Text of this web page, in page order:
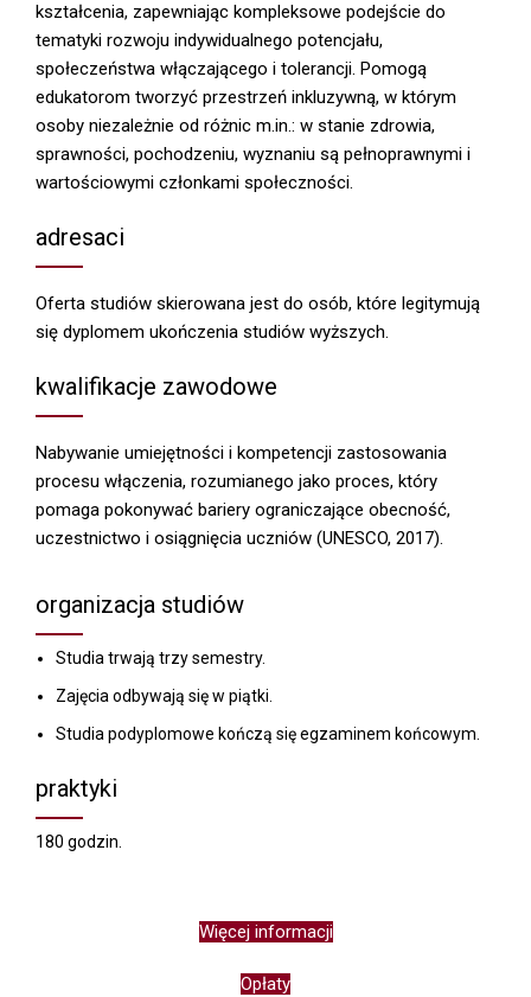
kształcenia, zapewniając kompleksowe podejście do
tematyki rozwoju indywidualnego potencjału,
społeczeństwa włączającego i tolerancji. Pomogą
edukatorom tworzyć przestrzeń inkluzywną, w którym
osoby niezależnie od różnic m.in.: w stanie zdrowia,
sprawności, pochodzeniu, wyznaniu są pełnoprawnymi i
wartościowymi członkami społeczności.
adresaci
Oferta studiów skierowana jest do osób, które legitymują
się dyplomem ukończenia studiów wyższych.
kwalifikacje zawodowe
Nabywanie umiejętności i kompetencji zastosowania
procesu włączenia, rozumianego jako proces, który
pomaga pokonywać bariery ograniczające obecność,
uczestnictwo i osiągnięcia uczniów (UNESCO, 2017).
organizacja studiów
Studia trwają trzy semestry.
Zajęcia odbywają się w piątki.
Studia podyplomowe kończą się egzaminem końcowym.
praktyki
180 godzin.
Więcej informacji
Opłaty